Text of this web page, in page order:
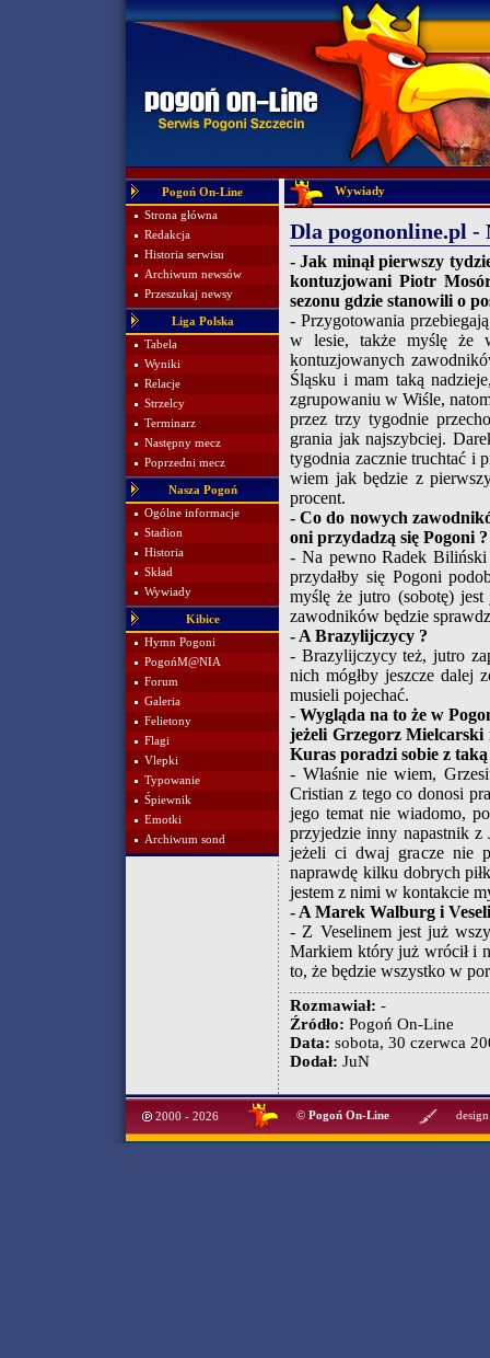
Pogoń On-Line
Strona główna
Redakcja
Historia serwisu
Archiwum newsów
Przeszukaj newsy
Liga Polska
Tabela
Wyniki
Relacje
Strzelcy
Terminarz
Następny mecz
Poprzedni mecz
Nasza Pogoń
Ogólne informacje
Stadion
Historia
Skład
Wywiady
Kibice
Hymn Pogoni
PogońM@NIA
Forum
Galeria
Felietony
Flagi
Vlepki
Typowanie
Śpiewnik
Emotki
Archiwum sond
Wywiady
Dla pogononline.pl
- Jak minął pierwszy
kontuzjowani Piotr
sezonu gdzie stanowili o
- Przygotowania
w lesie, także myślę że
kontuzjowanych
Śląsku i mam taką
zgrupowaniu w Wiśle,
przez trzy tygodnie
grania jak najszybciej.
tygodnia zacznie truchtać i
wiem jak będzie z
procent.
- Co do nowych
oni przydadzą się Pogoni ?
- Na pewno Radek Biliński
przydałby się Pogoni
myślę że jutro (sobotę)
zawodników będzie
- A Brazylijczycy ?
- Brazylijczycy też, jutro
nich mógłby jeszcze dalej
musieli pojechać.
- Wygląda na to że w
jeżeli Grzegorz
Kuras poradzi sobie z
- Właśnie nie wiem,
Cristian z tego co donosi
jego temat nie wiadomo,
przyjedzie inny napastnik z
jeżeli ci dwaj gracze nie
naprawdę kilku dobrych
jestem z nimi w kontakcie
- A Marek Walburg i
- Z Veselinem jest już
Markiem który już wrócił i
to, że będzie wszystko w
Rozmawiał: -
Źródło: Pogoń On-Line
Data: sobota, 30 czerwca
Dodał: JuN
2000 - 2026 © Pogoń On-Line